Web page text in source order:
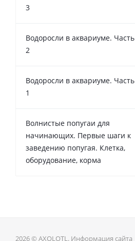
3
Водоросли в аквариуме. Часть
2
Водоросли в аквариуме. Часть
1
Волнистые попугаи для
начинающих. Первые шаги к
заведению попугая. Клетка,
оборудование, корма
2026 © AXOLOTL. Информация сайта